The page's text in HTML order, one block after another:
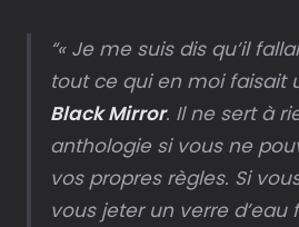
« Je me suis dis qu’il
tout ce qui en moi faisait
Black Mirror. Il ne sert à
anthologie si vous ne
vos propres règles. Si
vous jeter un verre d’eau